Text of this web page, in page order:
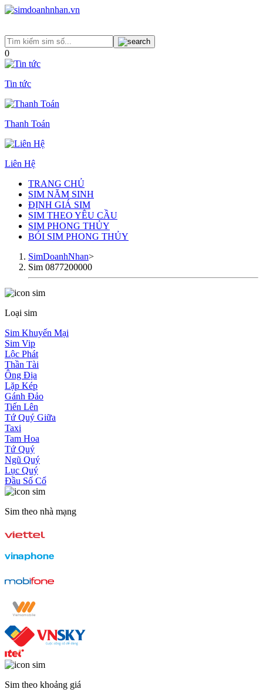
0
Tin tức
Thanh Toán
Liên Hệ
TRANG CHỦ
SIM NĂM SINH
ĐỊNH GIÁ SIM
SIM THEO YÊU CẦU
SIM PHONG THỦY
BÓI SIM PHONG THỦY
SimDoanhNhan>
Sim 0877200000
Loại sim
Sim Khuyến Mại
Sim Vip
Lộc Phát
Thần Tài
Ông Địa
Lặp Kép
Gánh Đảo
Tiến Lên
Tứ Quý Giữa
Taxi
Tam Hoa
Tứ Quý
Ngũ Quý
Lục Quý
Đầu Số Cổ
Sim theo nhà mạng
Sim theo khoảng giá